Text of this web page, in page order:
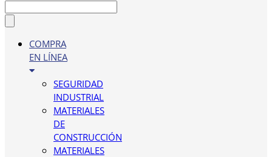
COMPRA
EN LÍNEA
SEGURIDAD
INDUSTRIAL
MATERIALES
DE
CONSTRUCCIÓN
MATERIALES